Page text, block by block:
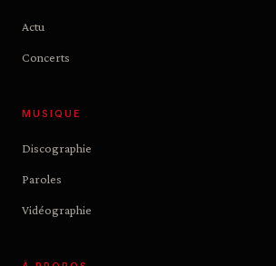
Actu
Concerts
MUSIQUE
Discographie
Paroles
Vidéographie